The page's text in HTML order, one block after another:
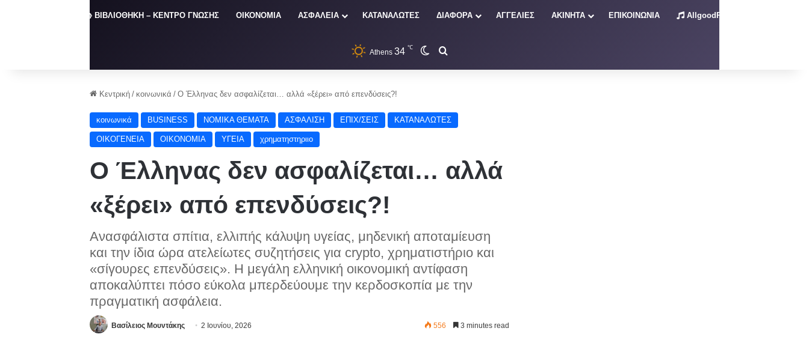
📚 ΒΙΒΛΙΟΘΗΚΗ – ΚΕΝΤΡΟ ΓΝΩΣΗΣ ΟΙΚΟΝΟΜΙΑ ΑΣΦΑΛΕΙΑ ΚΑΤΑΝΑΛΩΤΕΣ ΔΙΑΦΟΡΑ ΑΓΓΕΛΙΕΣ ΑΚΙΝΗΤΑ ΕΠΙΚΟΙΝΩΝΙΑ AllgoodRadio – Live
Athens 34 ℃ Switch skin
Κεντρική / κοινωνικά / Ο Έλληνας δεν ασφαλίζεται… αλλά «ξέρει» από επενδύσεις?!
κοινωνικά BUSINESS NOMIKA ΘΕΜΑΤΑ ΑΣΦΑΛΙΣΗ ΕΠΙΧ/ΣΕΙΣ ΚΑΤΑΝΑΛΩΤΕΣ
ΟΙΚΟΓΕΝΕΙΑ ΟΙΚΟΝΟΜΙΑ ΥΓΕΙΑ χρηματηστηριιο
Ο Έλληνας δεν ασφαλίζεται… αλλά
«ξέρει» από επενδύσεις?!
Ανασφάλιστα σπίτια, ελλιπής κάλυψη υγείας, μηδενική αποταμίευση
και την ίδια ώρα ατελείωτες συζητήσεις για crypto, χρηματιστήριο και
«σίγουρες επενδύσεις». Η μεγάλη ελληνική οικονομική αντίφαση
αποκαλύπτει πόσο εύκολα μπερδεύουμε την κερδοσκοπία με την
πραγματική ασφάλεια.
Βασίλειος Μουντάκης 2 Ιουνίου, 2026 556 3 minutes read